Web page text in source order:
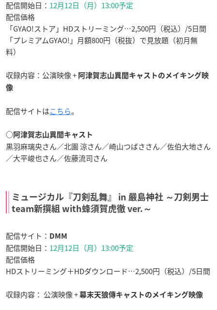
配信開始日： 12月12日（月）13:00予定
配信価格
「GYAO!ストア」HDストリーミング…2,500円（税込）/5日間
「プレミアムGYAO!」月額800円（税抜）で見放題（初月無
料）
収録内容：公演映像 + 阿津賀志山異聞キャストのメイキング映
像
配信サイトはこちら。
○阿津賀志山異聞キャスト
黒羽麻璃央さん／北園 涼さん／崎山つばささん／佐伯大地さん
／大平峻也さん／佐藤流司さん
ミュージカル『刀剣乱舞』 in 嚴島神社 ～刀剣男士
team新撰組 with蜂須賀虎徹 ver.～
配信サイト： DMM
配信開始日： 12月12日（月）13:00予定
配信価格
HDストリーミング＋HDダウンロード…2,500円（税込）/5日間
収録内容： 公演映像 + 幕末天狼傳キャストのメイキング映像